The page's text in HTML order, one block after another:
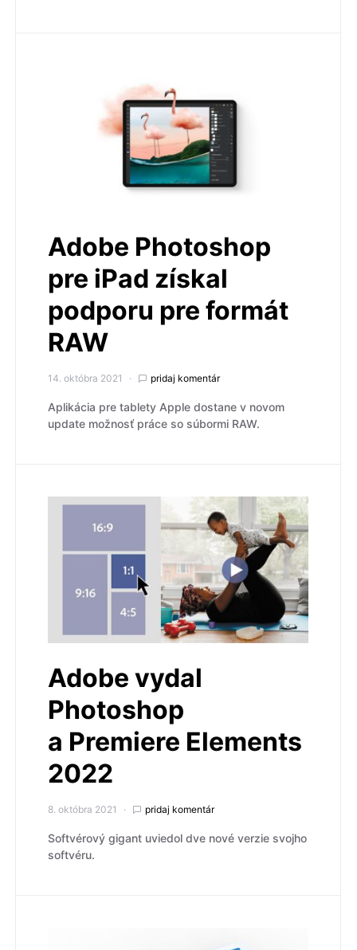
Adobe Photoshop
pre iPad získal
podporu pre formát
RAW
14. októbra 2021 pridaj komentár
Aplikácia pre tablety Apple dostane v novom
update možnosť práce so súbormi RAW.
Adobe vydal
Photoshop
a Premiere Elements
2022
8. októbra 2021 pridaj komentár
Softvérový gigant uviedol dve nové verzie svojho
softvéru.